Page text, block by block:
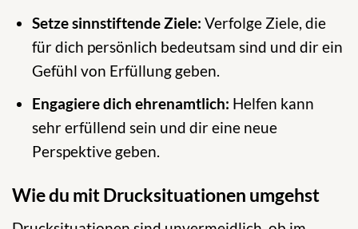
Setze sinnstiftende Ziele: Verfolge Ziele, die
für dich persönlich bedeutsam sind und dir ein
Gefühl von Erfüllung geben.
Engagiere dich ehrenamtlich: Helfen kann
sehr erfüllend sein und dir eine neue
Perspektive geben.
Wie du mit Drucksituationen umgehst